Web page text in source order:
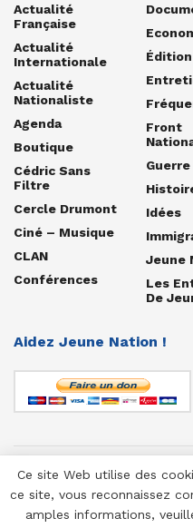
Actualité
Française
Actualité
Internationale
Actualité
Nationaliste
Agenda
Boutique
Cédric Sans
Filtre
Cercle Drumont
Ciné – Musique
CLAN
Conférences
Édition
Front
Idées
Jeune
Les
De
Aidez Jeune Nation !
© 1958-2025 Jeune Nation
Ce site Web utilise des
ce site, vous reconnaissez
amples informations,